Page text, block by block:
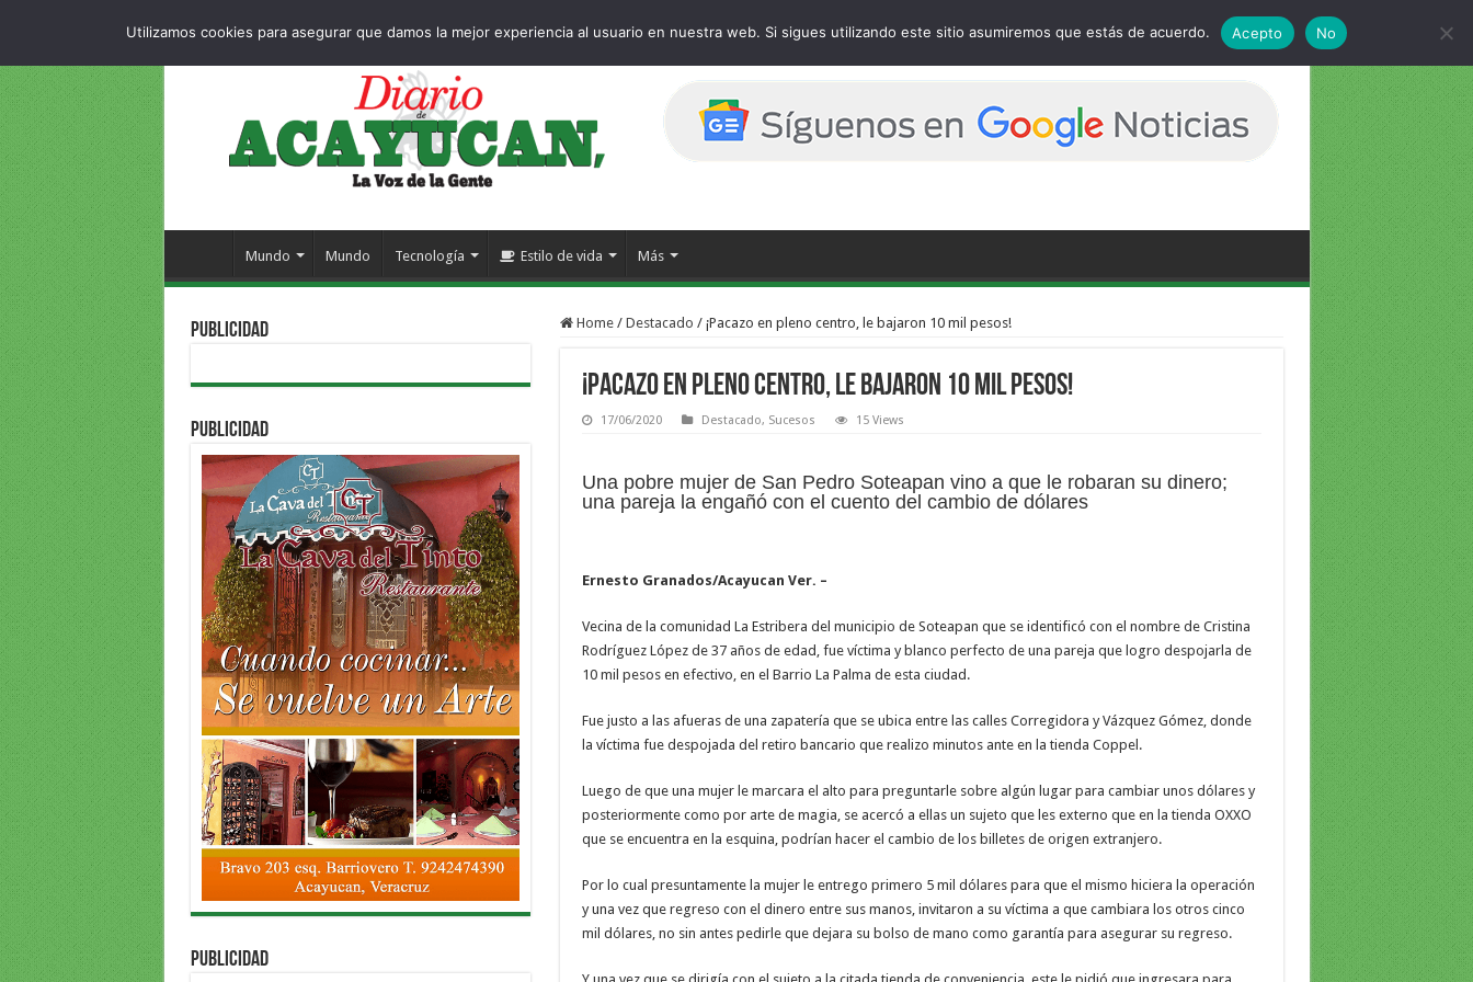
Mundo Mundo Tecnología Estilo de vida Más
Home / Destacado / ¡Pacazo en pleno centro, le bajaron 10 mil pesos!
¡Pacazo en pleno centro, le bajaron 10 mil pesos!
17/06/2020 Destacado, Sucesos 15 Views
Una pobre mujer de San Pedro Soteapan vino a que le robaran su dinero;
una pareja la engañó con el cuento del cambio de dólares
Ernesto Granados/Acayucan Ver. –
Vecina de la comunidad La Estribera del municipio de Soteapan que se identificó con el nombre de Cristina
Rodríguez López de 37 años de edad, fue víctima y blanco perfecto de una pareja que logro despojarla de
10 mil pesos en efectivo, en el Barrio La Palma de esta ciudad.
Fue justo a las afueras de una zapatería que se ubica entre las calles Corregidora y Vázquez Gómez, donde
la víctima fue despojada del retiro bancario que realizo minutos ante en la tienda Coppel.
Luego de que una mujer le marcara el alto para preguntarle sobre algún lugar para cambiar unos dólares y
posteriormente como por arte de magia, se acercó a ellas un sujeto que les externo que en la tienda OXXO
que se encuentra en la esquina, podrían hacer el cambio de los billetes de origen extranjero.
Por lo cual presuntamente la mujer le entrego primero 5 mil dólares para que el mismo hiciera la operación
y una vez que regreso con el dinero entre sus manos, invitaron a su víctima a que cambiara los otros cinco
mil dólares, no sin antes pedirle que dejara su bolso de mano como garantía para asegurar su regreso.
PUBLICIDAD
PUBLICIDAD
PUBLICIDAD
Utilizamos cookies para asegurar que damos la mejor experiencia al usuario en nuestra web. Si sigues utilizando este sitio asumiremos que estás de acuerdo. Acepto No